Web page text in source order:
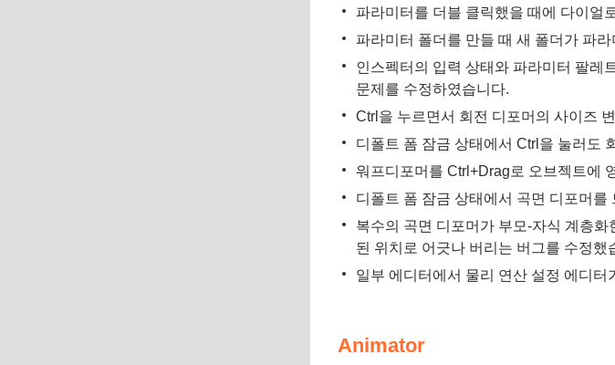
파라미터를 더블 클릭했을 때에 다이얼
파라미터 폴더를 만들 때 새 폴더가 파
인스펙터의 입력 상태와 파라미터 팔레
문제를 수정하였습니다.
Ctrl을 누르면서 회전 디포머의 사이즈
디폴트 폼 잠금 상태에서 Ctrl을 눌러도
워프디포머를 Ctrl+Drag로 오브젝트에
디폴트 폼 잠금 상태에서 곡면 디포머
복수의 곡면 디포머가 부모-자식 계층
된 위치로 어긋나 버리는 버그를 수정했
일부 에디터에서 물리 연산 설정 에디
Animator